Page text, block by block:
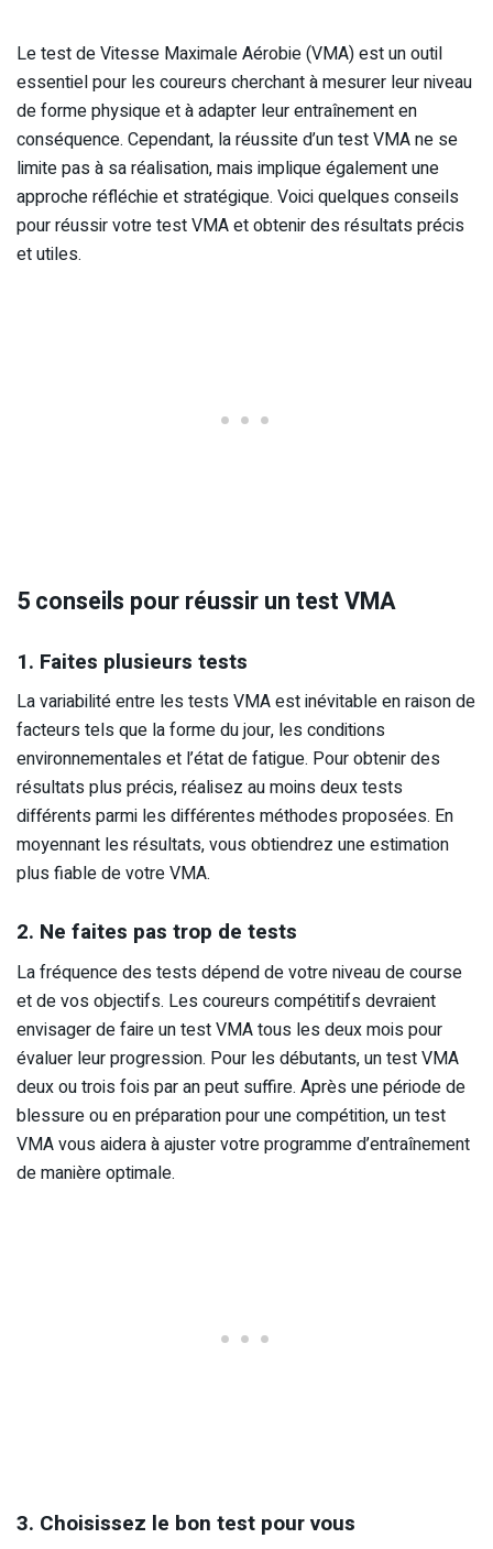
Le test de Vitesse Maximale Aérobie (VMA) est un outil
essentiel pour les coureurs cherchant à mesurer leur niveau
de forme physique et à adapter leur entraînement en
conséquence. Cependant, la réussite d’un test VMA ne se
limite pas à sa réalisation, mais implique également une
approche réfléchie et stratégique. Voici quelques conseils
pour réussir votre test VMA et obtenir des résultats précis
et utiles.
5 conseils pour réussir un test VMA
1. Faites plusieurs tests
La variabilité entre les tests VMA est inévitable en raison de
facteurs tels que la forme du jour, les conditions
environnementales et l’état de fatigue. Pour obtenir des
résultats plus précis, réalisez au moins deux tests
différents parmi les différentes méthodes proposées. En
moyennant les résultats, vous obtiendrez une estimation
plus fiable de votre VMA.
2. Ne faites pas trop de tests
La fréquence des tests dépend de votre niveau de course
et de vos objectifs. Les coureurs compétitifs devraient
envisager de faire un test VMA tous les deux mois pour
évaluer leur progression. Pour les débutants, un test VMA
deux ou trois fois par an peut suffire. Après une période de
blessure ou en préparation pour une compétition, un test
VMA vous aidera à ajuster votre programme d’entraînement
de manière optimale.
3. Choisissez le bon test pour vous